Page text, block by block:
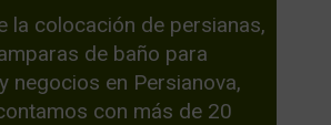
la colocación de persianas,
de baño para
negocios en Persianova,
con más de 20